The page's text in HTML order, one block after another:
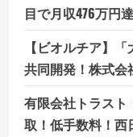
目で月収476万円
【ビオルチア】
共同開発！株式会
有限会社トラスト
取！低手数料！西